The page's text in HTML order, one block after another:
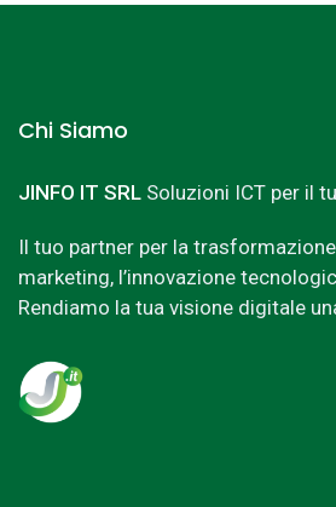
Chi Siamo
JINFO IT SRL Soluzioni ICT per il
Il tuo partner per la
marketing, l’innovazione
Rendiamo la tua visione digitale